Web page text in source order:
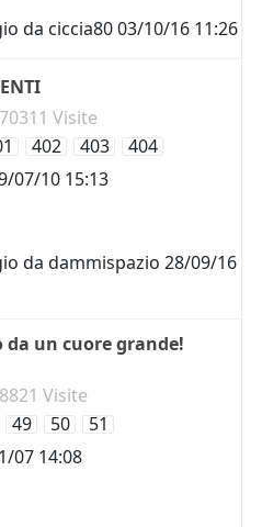
da ciccia8003/10/16 11:26
Visite
402 403
404
07/10 15:13
da dammispazio 28/09/16
un cuore grande!
Visite
49 50
51
07 14:08